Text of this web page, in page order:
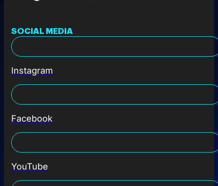
SOCIAL MEDIA
Instagram
Facebook
YouTube